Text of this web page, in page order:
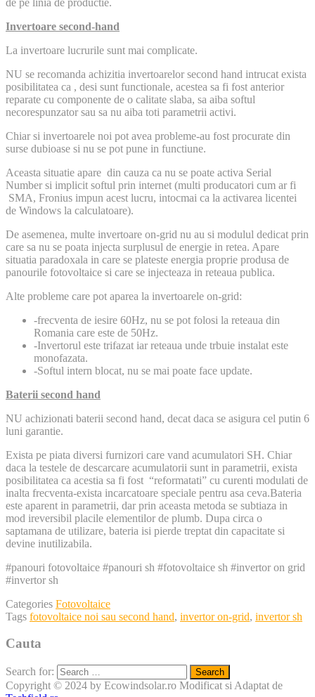
Invertoare second-hand
La invertoare lucrurile sunt mai complicate.
NU se recomanda achizitia invertoarelor second hand intrucat exista
posibilitatea ca , desi sunt functionale, acestea sa fi fost anterior
reparate cu componente de o calitate slaba, sa aiba softul
necorespunzator sau sa nu aiba toti parametrii activi.
Chiar si invertoarele noi pot avea probleme-au fost procurate din
surse dubioase si nu se pot pune in functiune.
Aceasta situatie apare din cauza ca nu se poate activa Serial
Number si implicit softul prin internet (multi producatori cum ar fi
SMA, Fronius impun acest lucru, intocmai ca la activarea licentei
de Windows la calculatoare).
De asemenea, multe invertoare on-grid nu au si modulul dedicat prin
care sa nu se poata injecta surplusul de energie in retea. Apare
situatia paradoxala in care se plateste energia proprie produsa de
panourile fotovoltaice si care se injecteaza in reteaua publica.
Alte probleme care pot aparea la invertoarele on-grid:
-frecventa de iesire 60Hz, nu se pot folosi la reteaua din
Romania care este de 50Hz.
-Invertorul este trifazat iar reteaua unde trbuie instalat este
monofazata.
-Softul intern blocat, nu se mai poate face update.
Baterii second hand
NU achizionati baterii second hand, decat daca se asigura cel putin 6
luni garantie.
Exista pe piata diversi furnizori care vand acumulatori SH. Chiar
daca la testele de descarcare acumulatorii sunt in parametrii, exista
posibilitatea ca acestia sa fi fost “reformatati” cu curenti modulati de
inalta frecventa-exista incarcatoare speciale pentru asa ceva.Bateria
este aparent in parametrii, dar prin aceasta metoda se subtiaza in
mod ireversibil placile elementilor de plumb. Dupa circa o
saptamana de utilizare, bateria isi pierde treptat din capacitate si
devine inutilizabila.
#panouri fotovoltaice #panouri sh #fotovoltaice sh #invertor on grid
#invertor sh
Categories Fotovoltaice
Tags fotovoltaice noi sau second hand, invertor on-grid, invertor sh
Cauta
Search for:
Copyright © 2024 by Ecowindsolar.ro Modificat si Adaptat de